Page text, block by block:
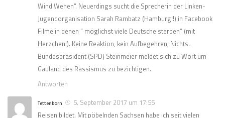
Wind Wehen”. Neuerdings sucht die Sprecherin der Linken-
Jugendorganisation Sarah Rambatz (Hamburg!!) in Facebook
Filme in denen ” möglichst viele Deutsche sterben” (mit
Herzchen!). Keine Reaktion, kein Aufbegehren, Nichts.
Bundespräsident (SPD) Steinmeier meldet sich zu Wort um
Gauland des Rassismus zu bezichtigen.
Antworten
Tettenborn
5. September 2017 um 17:55
Reisen bildet. Mit pöbelnden Sachsen habe ich seit vielen